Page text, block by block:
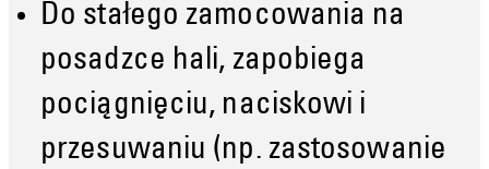
Do stałego zamocowania na
posadzce hali, zapobiega
pociągnięciu, naciskowi i
przesuwaniu (np. zastosowanie